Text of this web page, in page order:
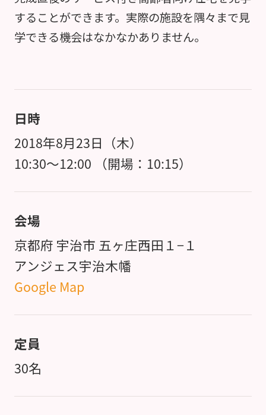
することができます。実際の施設を隅々まで見
学できる機会はなかなかありません。
日時
2018年8月23日（木）
10:30～12:00 （開場：10:15）
会場
京都府 宇治市 五ヶ庄西田１−１
アンジェス宇治木幡
Google Map
定員
30名